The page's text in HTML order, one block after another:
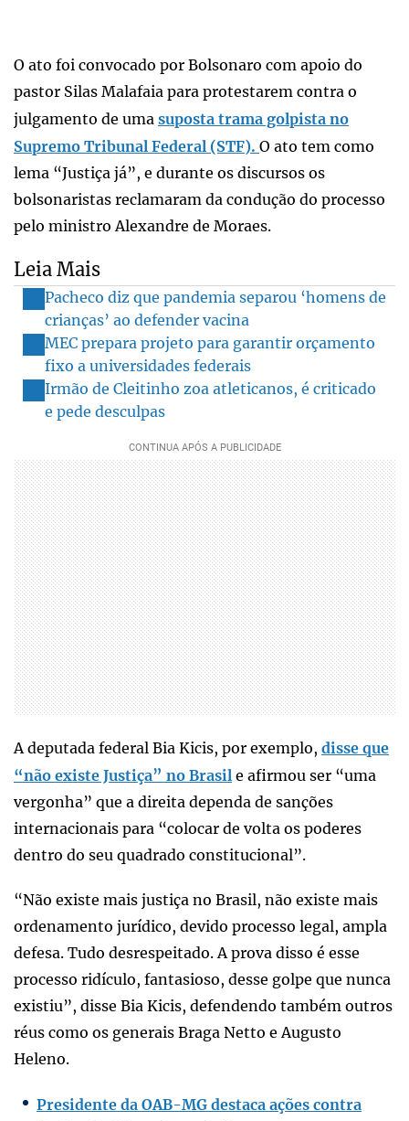
O ato foi convocado por Bolsonaro com apoio do
pastor Silas Malafaia para protestarem contra o
julgamento de uma suposta trama golpista no
Supremo Tribunal Federal (STF). O ato tem como
lema “Justiça já”, e durante os discursos os
bolsonaristas reclamaram da condução do processo
pelo ministro Alexandre de Moraes.
Leia Mais
Pacheco diz que pandemia separou ‘homens de
crianças’ ao defender vacina
MEC prepara projeto para garantir orçamento
fixo a universidades federais
Irmão de Cleitinho zoa atleticanos, é criticado
e pede desculpas
A deputada federal Bia Kicis, por exemplo, disse que
“não existe Justiça” no Brasil e afirmou ser “uma
vergonha” que a direita dependa de sanções
internacionais para “colocar de volta os poderes
dentro do seu quadrado constitucional”.
“Não existe mais justiça no Brasil, não existe mais
ordenamento jurídico, devido processo legal, ampla
defesa. Tudo desrespeitado. A prova disso é esse
processo ridículo, fantasioso, desse golpe que nunca
existiu”, disse Bia Kicis, defendendo também outros
réus como os generais Braga Netto e Augusto
Heleno.
Presidente da OAB-MG destaca ações contra